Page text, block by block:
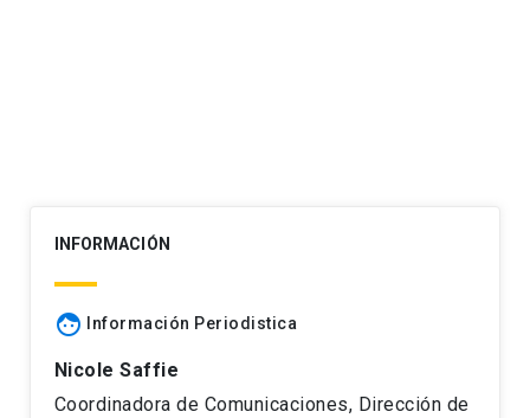
INFORMACIÓN
face Información Periodistica
Nicole Saffie
Coordinadora de Comunicaciones, Dirección de